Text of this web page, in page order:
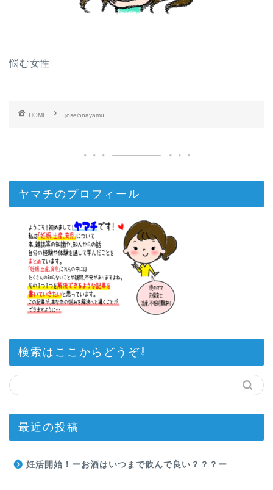
悩む女性
HOME josei5nayamu
ヤマチのプロフィール
検索はここからどうぞ⇩
最近の投稿
妊活開始！ーお酒はいつまで飲んで良い？？？ー